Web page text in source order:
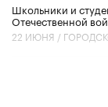
Школьники и
Отечественной
22 ИЮНЯ /